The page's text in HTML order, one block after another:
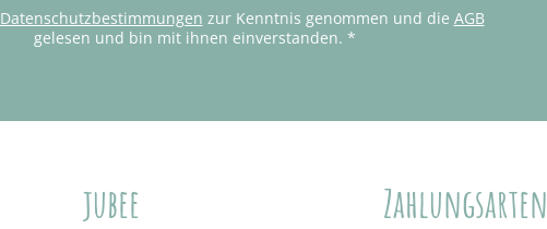
Datenschutzbestimmungen zur Kenntnis genommen und die AGB
gelesen und bin mit ihnen einverstanden. *
jubee Zahlungsarten